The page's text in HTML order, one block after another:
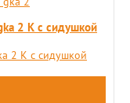
2 K с сидушкой
2 K с сидушкой